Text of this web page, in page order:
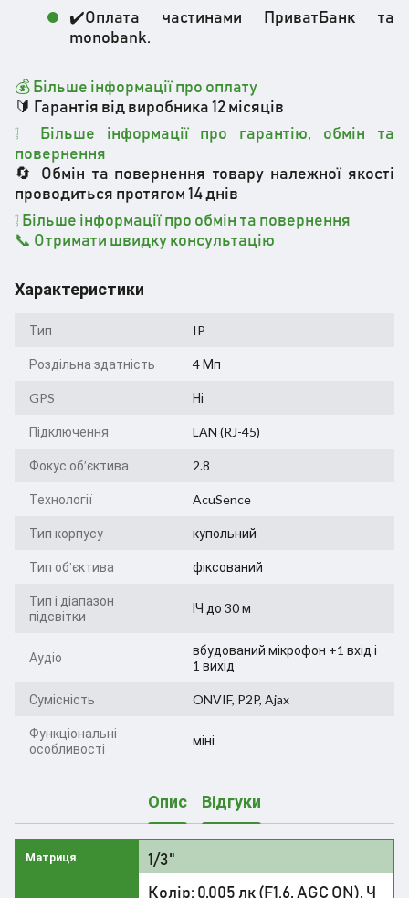
✔️Оплата частинами ПриватБанк та
monobank.
💰 Більше інформації про оплату
🔰 Гарантія від виробника 12 місяців
❕ Більше інформації про гарантію, обмін та
повернення
🔄 Обмін та повернення товару належної якості
проводиться протягом 14 днів
❕ Більше інформації про обмін та повернення
📞 Отримати швидку консультацію
Характеристики
Тип IP
Роздільна здатність 4 Мп
GPS Ні
Підключення LAN (RJ-45)
Фокус об’єктива 2.8
Технології AcuSence
Тип корпусу купольний
Тип об’єктива фіксований
Тип і діапазон
підсвітки
ІЧ до 30 м
Аудіо
вбудований мікрофон +1 вхід і
1 вихід
Сумісність ONVIF, P2P, Ajax
Функціональні
особливості
міні
Опис Відгуки
Матриця 1/3"
Колір: 0,005 лк (F1.6, AGC ON), Ч